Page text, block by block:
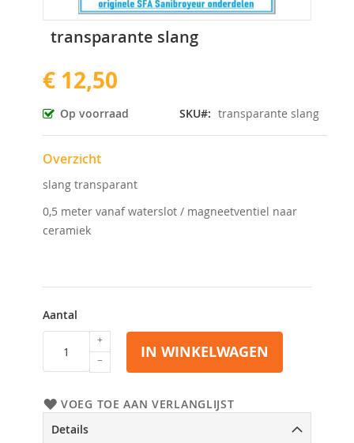
transparante slang
€ 12,50
Op voorraad SKU transparante slang
Overzicht
slang transparant
0,5 meter vanaf waterslot / magneetventiel naar
ceramiek
Aantal
IN WINKELWAGEN
VOEG TOE AAN VERLANGLIJST
naar
begin
van
de
afbeeldingen-
gallerij
Details